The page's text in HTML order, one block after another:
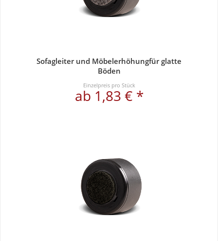
Sofagleiter und Möbelerhöhungfür glatte
Böden
Einzelpreis pro Stück
ab 1,83 € *